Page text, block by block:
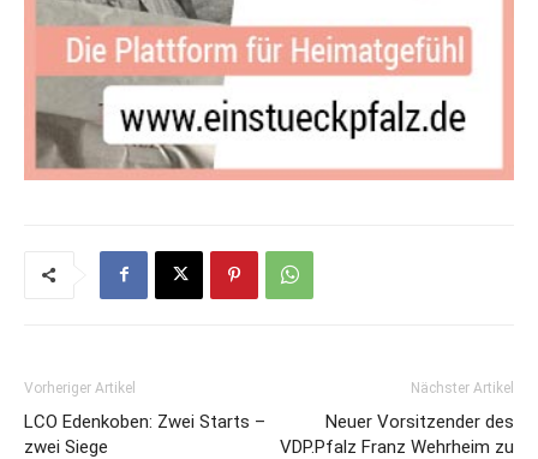
Vorheriger Artikel
LCO Edenkoben: Zwei Starts –
zwei Siege
Nächster Artikel
Neuer Vorsitzender des
VDP.Pfalz Franz Wehrheim zu